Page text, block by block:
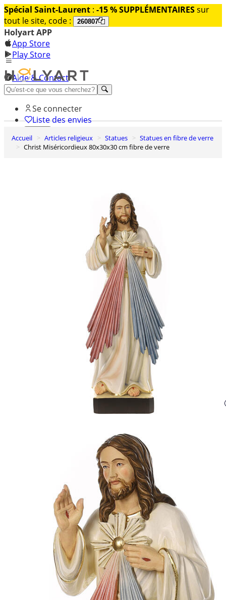
Spécial Saint-Laurent : -15 % SUPPLÉMENTAIRESsur
tout le site, code :
260807
Holyart APP
App Store
Play Store
Aide & Contact
Découvrez Premium
Se connecter
Liste des envies
0
Panier
Accueil Articles religieux Statues
Statues en fibre de verre
Christ Miséricordieux 80x30x30 cm fibre de verre